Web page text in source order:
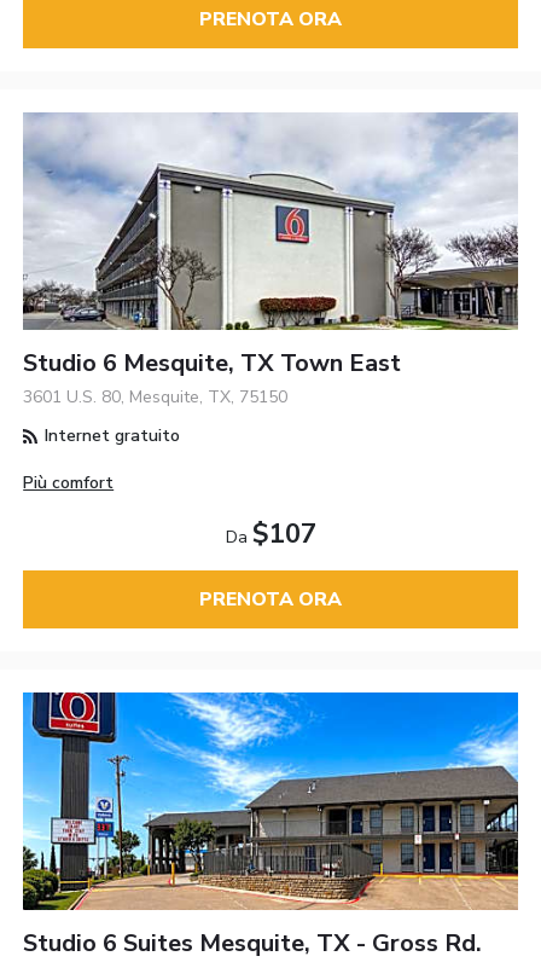
PRENOTA ORA
Studio 6 Mesquite, TX Town East
3601 U.S. 80, Mesquite, TX, 75150
Internet gratuito
Più comfort
Da $107
PRENOTA ORA
Studio 6 Suites Mesquite, TX - Gross Rd.